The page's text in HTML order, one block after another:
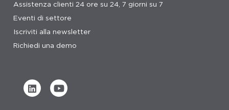
Assistenza clienti 24 ore su 24, 7 giorni su 7
Eventi di settore
Iscriviti alla newsletter
Richiedi una demo